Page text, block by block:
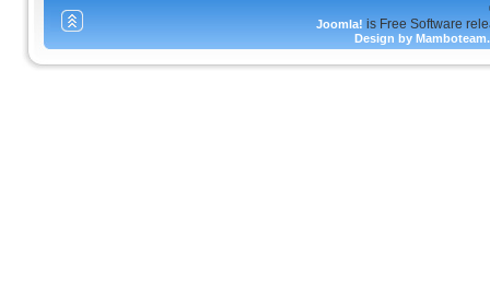
Joomla! is Free Software
Design by